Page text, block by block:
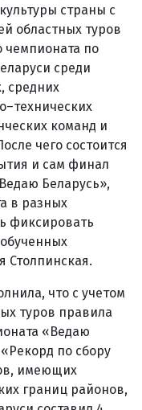
страны с
областных туров
чемпионата по
среди
средних
команд и
чего состоится
и сам финал
Беларусь»,
в разных
фиксировать
Столпинская.
что с учетом
туров правила
«Ведаю
по сбору
имеющих
границ районов,